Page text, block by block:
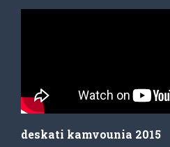
deskati kamvounia 2015